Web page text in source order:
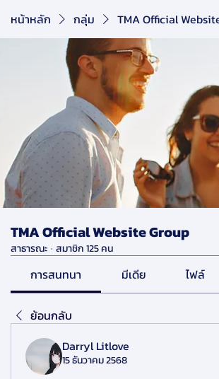
หน้าหลัก กลุ่ม TMA Official
TMA Official Website Group
สาธารณะ · สมาชิก 125 คน
การสนทนา มีเดีย ไฟล์
ย้อนกลับ
Darryl Litlove
15 ธันวาคม 2568